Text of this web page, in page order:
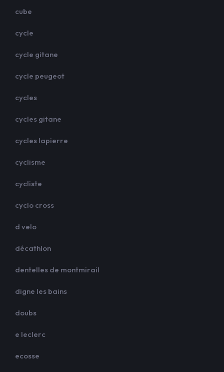
cube
cycle
cycle gitane
cycle peugeot
cycles
cycles gitane
cycles lapierre
cyclisme
cycliste
cyclo cross
d velo
décathlon
dentelles de montmirail
digne les bains
doubs
e leclerc
ecosse